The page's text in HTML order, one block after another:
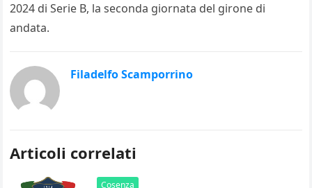
2024 di Serie B, la seconda giornata del girone di
andata.
Filadelfo Scamporrino
Articoli correlati
Cosenza